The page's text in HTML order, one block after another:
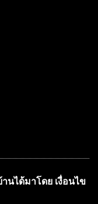
นได้มาโดย เงื่อนไข